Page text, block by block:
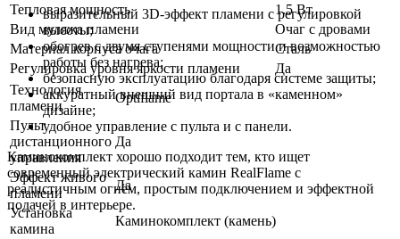
выразительный 3D-эффект пламени с регулировкой
высоты;
обогрев с двумя ступенями мощности и возможностью
работы без нагрева;
безопасную эксплуатацию благодаря системе защиты;
аккуратный внешний вид портала в «каменном»
дизайне;
удобное управление с пульта и с панели.
Каминокомплект хорошо подходит тем, кто ищет
современный электрический камин RealFlame с
реалистичным огнём, простым подключением и эффектной
подачей в интерьере.
Тепловая мощность
1.5 Вт
Вид муляжа пламени
Очаг с дровами
Материал корпуса очага
Сталь
Регулировка уровня яркости пламени
Да
Технология
пламени
Optiflame
Пульт
дистанционного
управления
Да
Эффект живого
пламени
Да
Установка
камина
Каминокомплект (камень)